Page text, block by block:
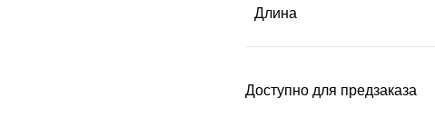
Длина
Доступно для предзаказа